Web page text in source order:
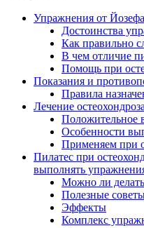
Упражнения от
Достоинства
Как правильно
В чем отличие
Помощь при
Показания и
Правила
Лечение
Положительное
Особенности
Применяем при
Пилатес при
выполнять
Можно ли
Полезные
Эффекты
Комплекс